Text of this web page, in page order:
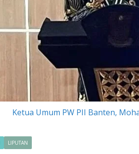
Ketua Umum PW PII Banten,
LIPUTAN